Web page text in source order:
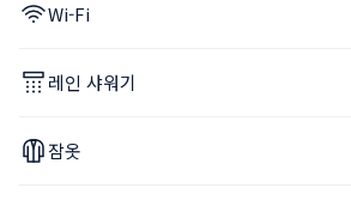
Wi-Fi
레인 샤워기
잠옷